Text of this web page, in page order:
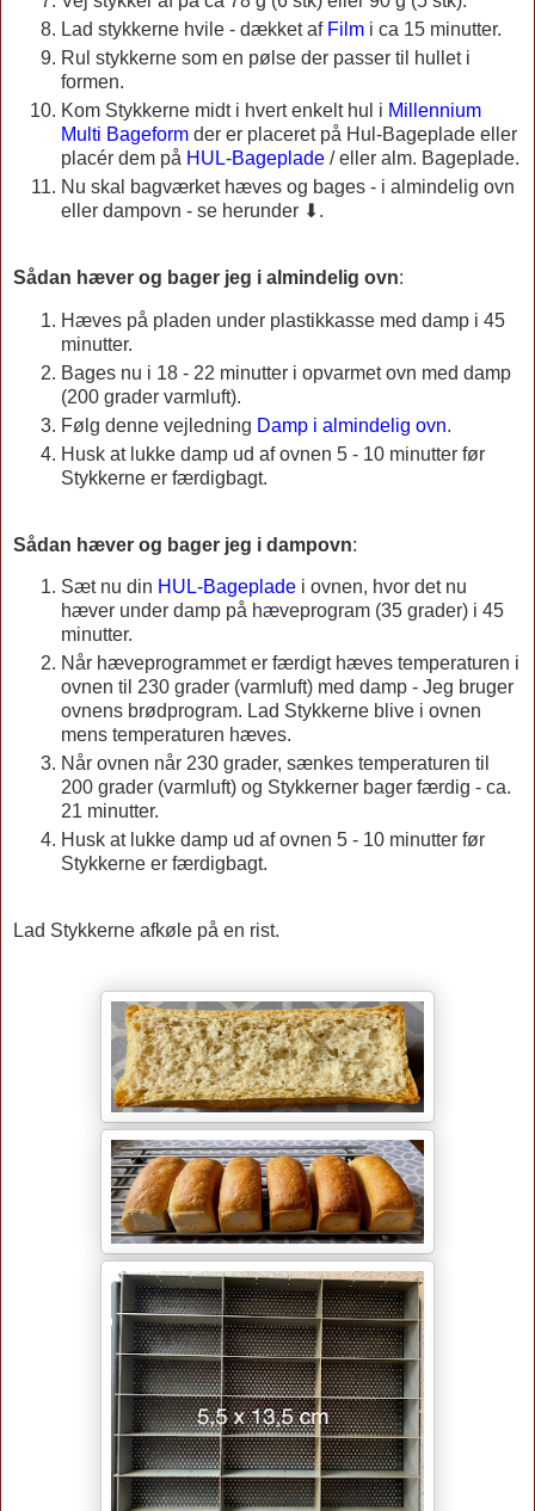
Lad stykkerne hvile - dækket af Film i ca 15 minutter.
Rul stykkerne som en pølse der passer til hullet i
formen.
Kom Stykkerne midt i hvert enkelt hul i Millennium
Multi Bageform der er placeret på Hul-Bageplade eller
placér dem på HUL-Bageplade / eller alm. Bageplade.
Nu skal bagværket hæves og bages - i almindelig ovn
eller dampovn - se herunder ⬇.
Sådan hæver og bager jeg i almindelig ovn:
Hæves på pladen under plastikkasse med damp i 45
minutter.
Bages nu i 18 - 22 minutter i opvarmet ovn med damp
(200 grader varmluft).
Følg denne vejledning Damp i almindelig ovn.
Husk at lukke damp ud af ovnen 5 - 10 minutter før
Stykkerne er færdigbagt.
Sådan hæver og bager jeg i dampovn:
Sæt nu din HUL-Bageplade i ovnen, hvor det nu
hæver under damp på hæveprogram (35 grader) i 45
minutter.
Når hæveprogrammet er færdigt hæves temperaturen i
ovnen til 230 grader (varmluft) med damp - Jeg bruger
ovnens brødprogram. Lad Stykkerne blive i ovnen
mens temperaturen hæves.
Når ovnen når 230 grader, sænkes temperaturen til
200 grader (varmluft) og Stykkerner bager færdig - ca.
21 minutter.
Husk at lukke damp ud af ovnen 5 - 10 minutter før
Stykkerne er færdigbagt.
Lad Stykkerne afkøle på en rist.